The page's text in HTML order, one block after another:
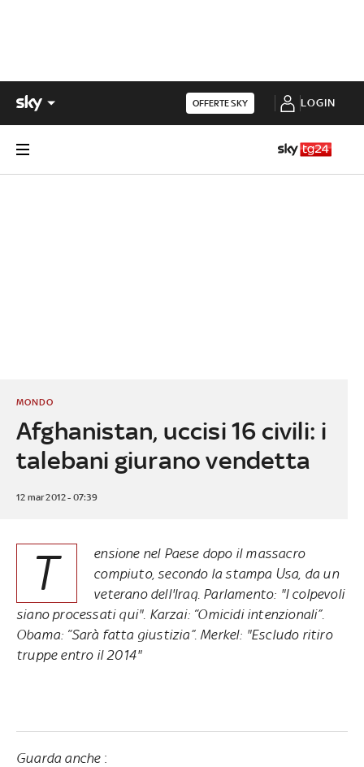
OFFERTE SKY LOGIN
Afghanistan, uccisi 16 civili: i
talebani giurano vendetta
MONDO
12 mar 2012 - 07:39
T
ensione nel Paese dopo il massacro
compiuto, secondo la stampa Usa, da un
veterano dell'Iraq. Parlamento: "I colpevoli
siano processati qui". Karzai: “Omicidi intenzionali”.
Obama: “Sarà fatta giustizia”. Merkel: "Escludo ritiro
truppe entro il 2014"
Guarda anche :